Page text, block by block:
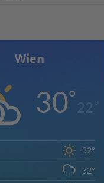
Wien
30°22°
32°
32°